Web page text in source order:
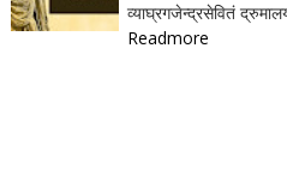
व्याघ्रगजेन्द्रसेवितं
Readmore